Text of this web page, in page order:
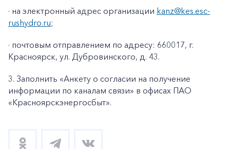
· на электронный адрес организации kanz@kes.esc-
rushydro.ru;
· почтовым отправлением по адресу: 660017, г.
Красноярск, ул. Дубровинского, д. 43.
3. Заполнить «Анкету о согласии на получение
информации по каналам связи» в офисах ПАО
«Красноярскэнергосбыт».